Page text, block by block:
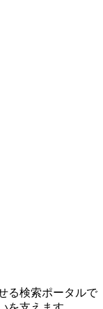
る検索ポータルで